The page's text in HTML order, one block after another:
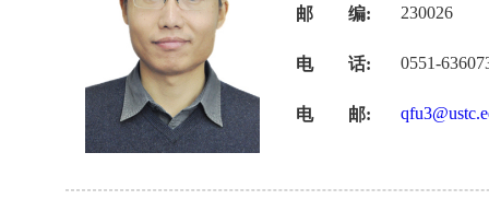
邮 编: 230026
电 话: 0551-
电 邮: